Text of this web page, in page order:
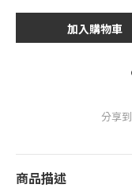
加入購物車
分享到
商品描述